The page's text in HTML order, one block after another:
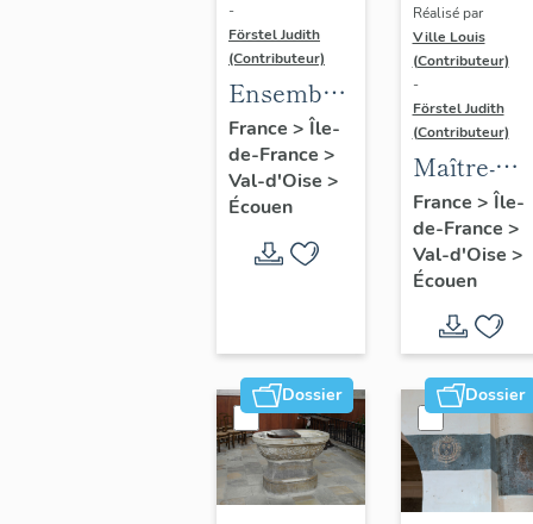
-
Förstel Judith
(Contributeur)
Ensemble
des
verrières
de l'église
Acceul
France > Île-
de-France >
Val-d'Oise >
Écouen
Réalisé par
Ville Louis
(Contributeur)
-
Förstel Judith
(Contributeur)
Maître-
autel
France > Île-
de-France >
Val-d'Oise >
Écouen
Dossier Dossier